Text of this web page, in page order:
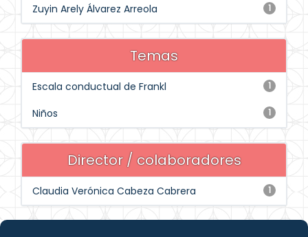
1
Zuyin Arely Álvarez Arreola
Temas
1
Escala conductual de Frankl
1
Niños
Director / colaboradores
1
Claudia Verónica Cabeza Cabrera